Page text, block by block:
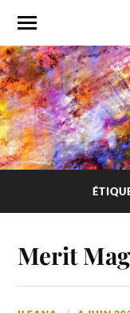
Merit